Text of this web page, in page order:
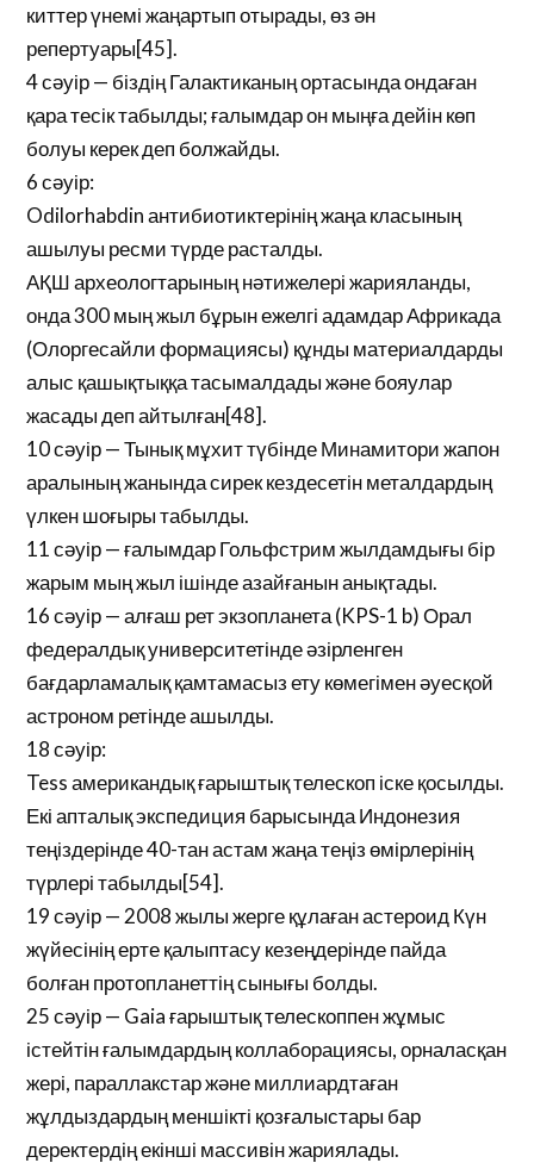
киттер үнемі жаңартып отырады, өз ән
репертуары[45].
4 сәуір — біздің Галактиканың ортасында ондаған
қара тесік табылды; ғалымдар он мыңға дейін көп
болуы керек деп болжайды.
6 сәуір:
Odilorhabdin антибиотиктерінің жаңа класының
ашылуы ресми түрде расталды.
АҚШ археологтарының нәтижелері жарияланды,
онда 300 мың жыл бұрын ежелгі адамдар Африкада
(Олоргесайли формациясы) құнды материалдарды
алыс қашықтыққа тасымалдады және бояулар
жасады деп айтылған[48].
10 сәуір — Тынық мұхит түбінде Минамитори жапон
аралының жанында сирек кездесетін металдардың
үлкен шоғыры табылды.
11 сәуір — ғалымдар Гольфстрим жылдамдығы бір
жарым мың жыл ішінде азайғанын анықтады.
16 сәуір — алғаш рет экзопланета (KPS-1 b) Орал
федералдық университетінде әзірленген
бағдарламалық қамтамасыз ету көмегімен әуесқой
астроном ретінде ашылды.
18 сәуір:
Tess американдық ғарыштық телескоп іске қосылды.
Екі апталық экспедиция барысында Индонезия
теңіздерінде 40-тан астам жаңа теңіз өмірлерінің
түрлері табылды[54].
19 сәуір — 2008 жылы жерге құлаған астероид Күн
жүйесінің ерте қалыптасу кезеңдерінде пайда
болған протопланеттің сынығы болды.
25 сәуір — Gaia ғарыштық телескоппен жұмыс
істейтін ғалымдардың коллаборациясы, орналасқан
жері, параллакстар және миллиардтаған
жұлдыздардың меншікті қозғалыстары бар
деректердің екінші массивін жариялады.